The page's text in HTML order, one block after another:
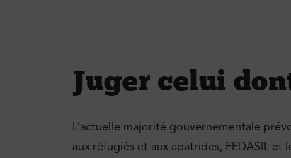
Juger celui
L’actuelle majorité gouvernementale
aux réfugiés et aux apatrides, FEDASIL